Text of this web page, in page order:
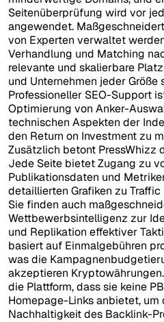
Seitenüberprüfung wird vor
angewendet.
von Experten verwaltet
Verhandlung und Matching
relevante und skalierbare
und Unternehmen jeder Größe
Professioneller SEO-Support
Optimierung von Anker-
technischen Aspekten der
den Return on Investment zu
Zusätzlich betont PressWhizz
Jede Seite bietet Zugang zu
Publikationsdaten und
detaillierten Grafiken zu
Sie finden auch
Wettbewerbsintelligenz zur
und Replikation effektiver
basiert auf Einmalgebühren
was die
akzeptieren
die Plattform, dass sie keine
Homepage-Links anbietet, um
Nachhaltigkeit des Backlink-